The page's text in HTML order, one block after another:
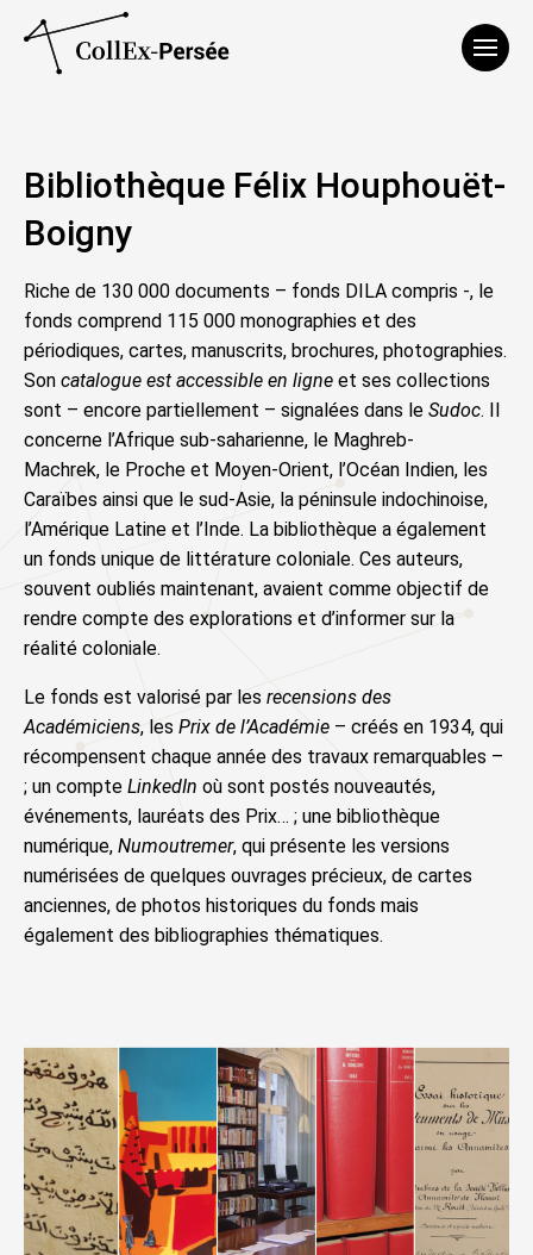
Bibliothèque Félix Houphouët-
Boigny
Riche de 130 000 documents – fonds DILA compris -, le
fonds comprend 115 000 monographies et des
périodiques, cartes, manuscrits, brochures, photographies.
Son catalogue est accessible en ligne et ses collections
sont – encore partiellement – signalées dans le Sudoc. Il
concerne l’Afrique sub-saharienne, le Maghreb-
Machrek, le Proche et Moyen-Orient, l’Océan Indien, les
Caraïbes ainsi que le sud-Asie, la péninsule indochinoise,
l’Amérique Latine et l’Inde. La bibliothèque a également
un fonds unique de littérature coloniale. Ces auteurs,
souvent oubliés maintenant, avaient comme objectif de
rendre compte des explorations et d’informer sur la
réalité coloniale.
Le fonds est valorisé par les recensions des
Académiciens, les Prix de l’Académie – créés en 1934, qui
récompensent chaque année des travaux remarquables –
; un compte LinkedIn où sont postés nouveautés,
événements, lauréats des Prix… ; une bibliothèque
numérique, Numoutremer, qui présente les versions
numérisées de quelques ouvrages précieux, de cartes
anciennes, de photos historiques du fonds mais
également des bibliographies thématiques.